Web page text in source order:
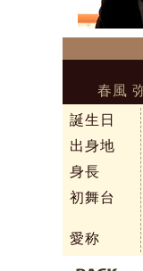
春風
誕生日
出身地
身長
初舞台
愛称